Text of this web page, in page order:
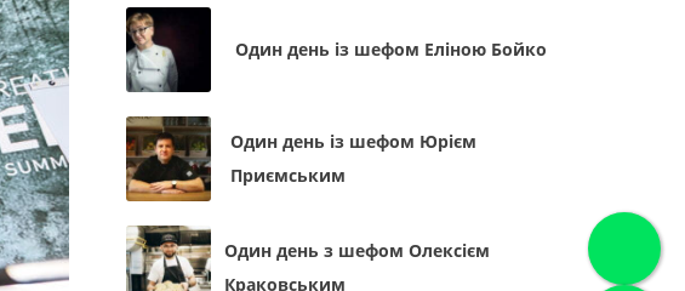
Один день із шефом Еліною Бойко
Один день із шефом Юрієм
Приємським
Один день з шефом Олексієм
Краковським